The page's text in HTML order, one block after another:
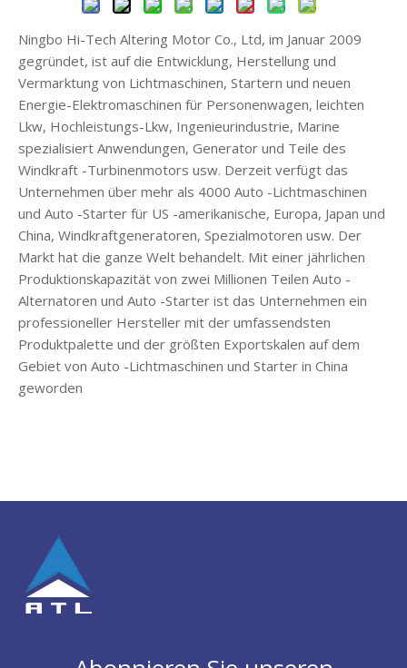
Ningbo Hi-Tech Altering Motor Co., Ltd, im Januar 2009
gegründet, ist auf die Entwicklung, Herstellung und
Vermarktung von Lichtmaschinen, Startern und neuen
Energie-Elektromaschinen für Personenwagen, leichten
Lkw, Hochleistungs-Lkw, Ingenieurindustrie, Marine
spezialisiert Anwendungen, Generator und Teile des
Windkraft -Turbinenmotors usw. Derzeit verfügt das
Unternehmen über mehr als 4000 Auto -Lichtmaschinen
und Auto -Starter für US -amerikanische, Europa, Japan und
China, Windkraftgeneratoren, Spezialmotoren usw. Der
Markt hat die ganze Welt behandelt. Mit einer jährlichen
Produktionskapazität von zwei Millionen Teilen Auto -
Alternatoren und Auto -Starter ist das Unternehmen ein
professioneller Hersteller mit der umfassendsten
Produktpalette und der größten Exportskalen auf dem
Gebiet von Auto -Lichtmaschinen und Starter in China
geworden